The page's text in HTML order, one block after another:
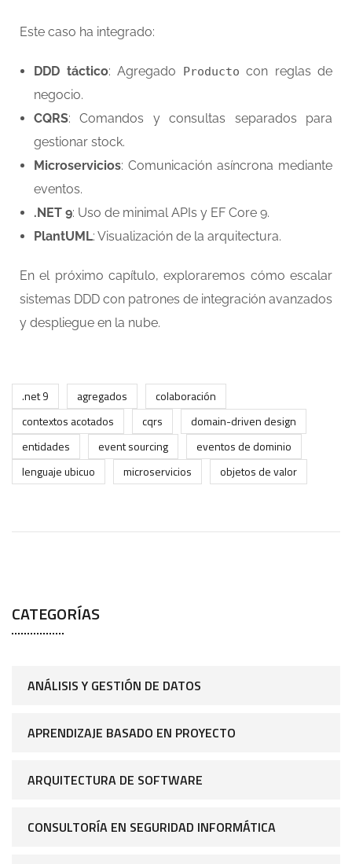
Este caso ha integrado:
DDD táctico: Agregado Producto con reglas de
negocio.
CQRS: Comandos y consultas separados para
gestionar stock.
Microservicios: Comunicación asíncrona mediante
eventos.
.NET 9: Uso de minimal APIs y EF Core 9.
PlantUML: Visualización de la arquitectura.
En el próximo capítulo, exploraremos cómo escalar
sistemas DDD con patrones de integración avanzados
y despliegue en la nube.
.net 9 agregados
colaboración
contextos acotados
cqrs
domain-driven design
entidades
event sourcing
eventos de dominio
lenguaje ubicuo
microservicios objetos de valor
CATEGORÍAS
ANÁLISIS Y GESTIÓN DE DATOS
APRENDIZAJE BASADO EN PROYECTO
ARQUITECTURA DE SOFTWARE
CONSULTORÍA EN SEGURIDAD INFORMÁTICA